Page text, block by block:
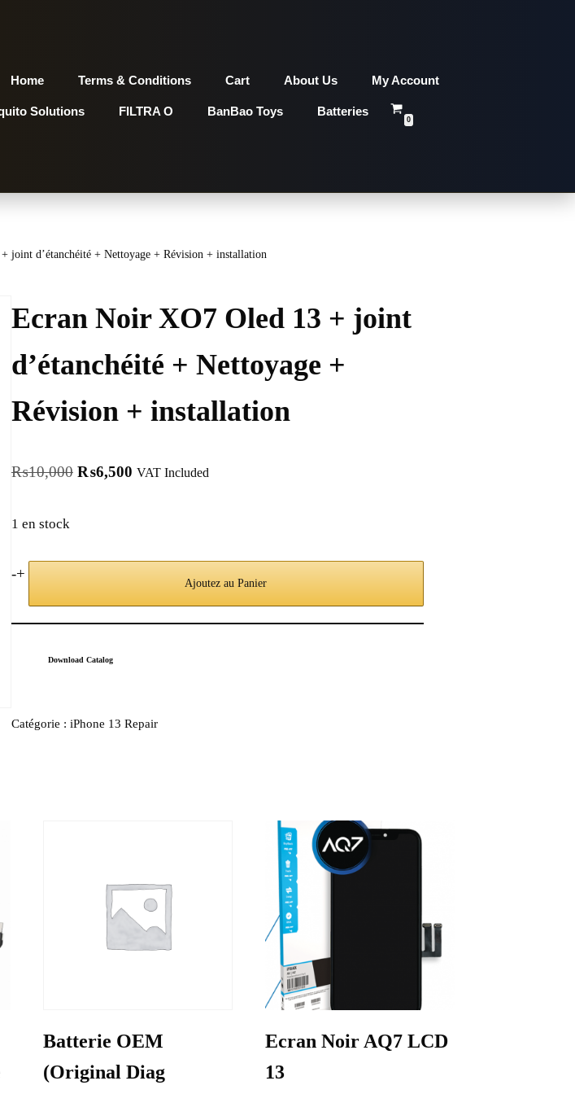
Home Terms & Conditions Cart About Us My Account
Solutions FILTRA O BanBao Toys Batteries
0
joint d’étanchéité + Nettoyage + Révision + installation
Ecran Noir XO7 Oled 13 + joint
d’étanchéité + Nettoyage +
Révision + installation
₨10,000 ₨6,500 VAT Included
1 en stock
-+
Ajoutez au Panier
Download Catalog
Catégorie : iPhone 13 Repair
Batterie OEM
(Original Diag
Ecran Noir AQ7 LCD
13